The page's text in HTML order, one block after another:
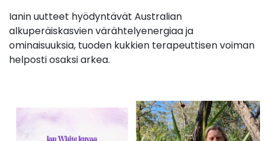
Ianin uutteet hyödyntävät Australian
alkuperäiskasvien värähtelyenergiaa ja
ominaisuuksia, tuoden kukkien terapeuttisen voiman
helposti osaksi arkea.